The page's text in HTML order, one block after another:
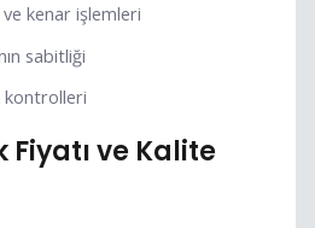
kenar işlemleri
sabitliği
kontrolleri
ve Kalite